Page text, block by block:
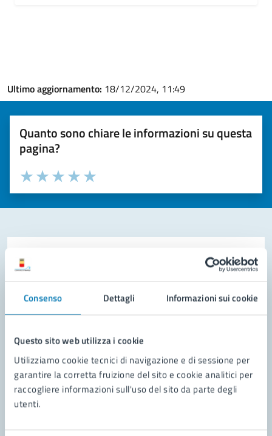
Consenso Dettagli Informazioni sui cookie
Questo sito web utilizza i cookie
Utilizziamo cookie tecnici di navigazione e di sessione per
garantire la corretta fruizione del sito e cookie analitici per
raccogliere informazioni sull'uso del sito da parte degli
utenti.
Ultimo aggiornamento: 18/12/2024, 11:49
Quanto sono chiare le informazioni su questa
pagina?
Valuta la chiarezza delle informazioni (da 1 a 5 stelle)
Seleziona il numero di stelle per valutare la chiarezza delle
Valuta 5 stelle su 5
Valuta 4 stelle su 5
Valuta 3 stelle su 5
Valuta 2 stelle su 5
Valuta 1 stelle su 5
Contatta il comune
Prenota appuntamento
Problemi in città
Segnala disservizio